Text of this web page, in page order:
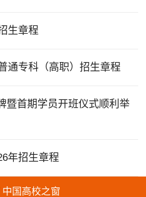
生章程
通专科（高职）招生章程
暨首期学员开班仪式顺利举
年招生章程
中国高校之窗